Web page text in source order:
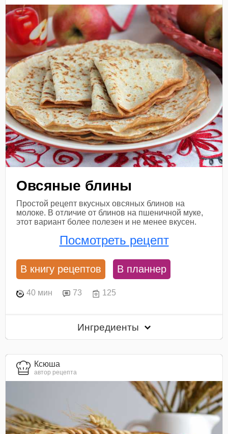
Овсяные блины
Простой рецепт вкусных овсяных блинов на
молоке. В отличие от блинов на пшеничной муке,
этот вариант более полезен и не менее вкусен.
Посмотреть рецепт
В книгу рецептов В планнер
40 мин 73 125
Ингредиенты
Ксюша
автор рецепта